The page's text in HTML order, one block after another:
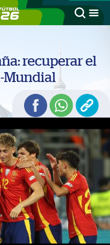
recuperar el
Mundial